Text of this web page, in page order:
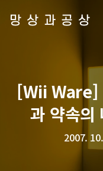
망상과공상
[Wii Ware]
과 약속의
2007.